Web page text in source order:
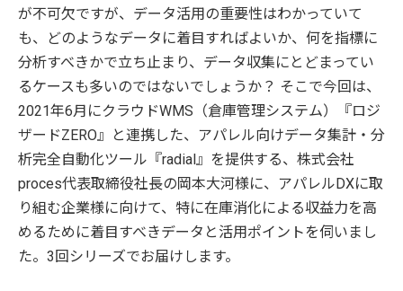
が不可欠ですが、データ活用の重要性はわかっていて
も、どのようなデータに着目すればよいか、何を指標に
分析すべきかで立ち止まり、データ収集にとどまってい
るケースも多いのではないでしょうか？ そこで今回は、
2021年6月にクラウドWMS（倉庫管理システム）『ロジ
ザードZERO』と連携した、アパレル向けデータ集計・分
析完全自動化ツール『radial』を提供する、株式会社
proces代表取締役社長の岡本大河様に、アパレルDXに取
り組む企業様に向けて、特に在庫消化による収益力を高
めるために着目すべきデータと活用ポイントを伺いまし
た。3回シリーズでお届けします。